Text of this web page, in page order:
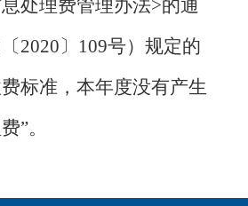
处理费管理办法>的通
2020〕109号）规定的
标准，本年度没有产生
”。